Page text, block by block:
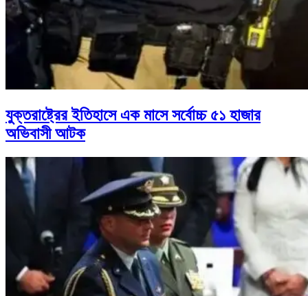
যুক্তরাষ্ট্রের ইতিহাসে এক মাসে সর্বোচ্চ ৫১ হাজার
অভিবাসী আটক